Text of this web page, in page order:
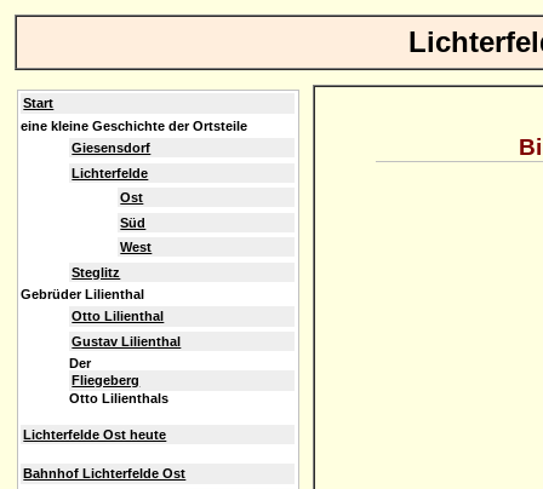
Start
eine kleine Geschichte der Ortsteile
Giesensdorf
Lichterfelde
Ost
Süd
West
Steglitz
Gebrüder Lilienthal
Otto Lilienthal
Gustav Lilienthal
Der
Fliegeberg
Otto Lilienthals
Lichterfelde Ost heute
Bahnhof Lichterfelde Ost